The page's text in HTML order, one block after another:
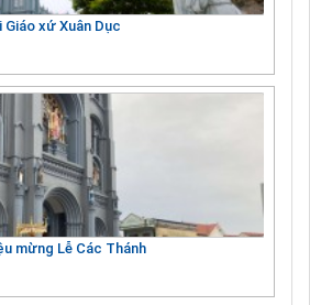
xứ Xuân Dục
mừng Lễ Các Thánh